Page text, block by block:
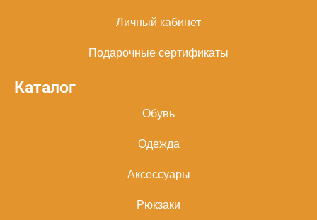
Личный кабинет
Подарочные сертификаты
Каталог
Обувь
Одежда
Аксессуары
Рюкзаки